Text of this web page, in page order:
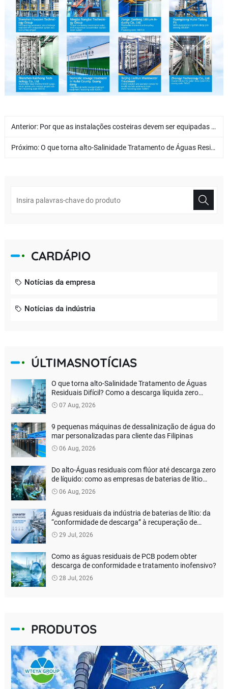
Anterior: Por que as instalações costeiras devem ser equipadas com sistemas emergenciais de dessalinização de água do mar?
Próximo:O que torna alto-Salinidade Tratamento de Águas Residuais Difícil? Como a descarga líquida zero verdadeira pode ser alcançada?
CARDÁPIO
Notícias da empresa
Notícias da indústria
ÚLTIMASNOTÍCIAS
O que torna alto-Salinidade Tratamento de Águas
Residuais Difícil? Como a descarga líquida zero
verdadeira pode ser alcançada?
07 Aug, 2026
9 pequenas máquinas de dessalinização de água do
mar personalizadas para cliente das Filipinas
06 Aug, 2026
Do alto-Águas residuais com flúor até descarga zero
de líquido: como as empresas de baterias de lítio
podem reduzir os custos de tratamento ambiental?
06 Aug, 2026
Águas residuais da indústria de baterias de lítio: da
“conformidade de descarga” à recuperação de
recursos
29 Jul, 2026
Como as águas residuais de PCB podem obter
descarga de conformidade e tratamento inofensivo?
28 Jul, 2026
PRODUTOS